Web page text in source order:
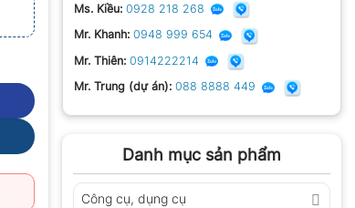
Ms. Kiều: 0928 218 268
Mr. Khanh: 0948 999 654
Mr. Thiên: 0914222214
Mr. Trung (dự án): 088 8888 449
Danh mục sản phẩm
Công cụ, dụng cụ